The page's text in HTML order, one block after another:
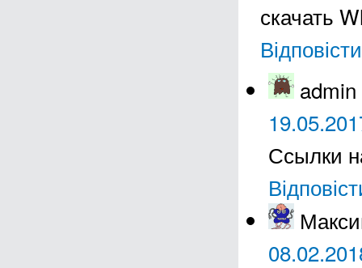
скачать
Відповісти
admin
Ссылки